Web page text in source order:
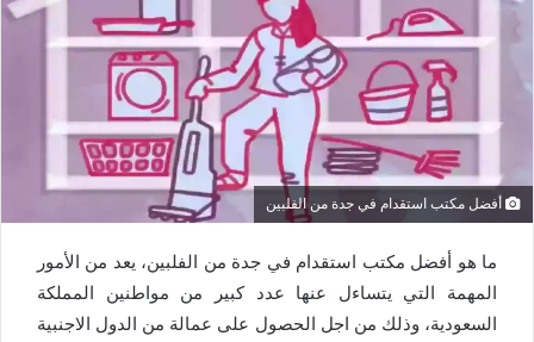
أفضل مكتب استقدام في جدة من الفلبين
ما هو أفضل مكتب استقدام في جدة من الفلبين، يعد من الأمور
المهمة التي يتساءل عنها عدد كبير من مواطنين المملكة
السعودية، وذلك من اجل الحصول على عمالة من الدول الاجنبية